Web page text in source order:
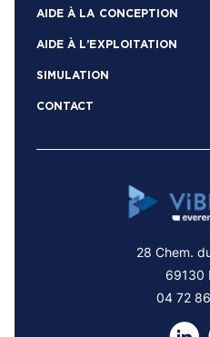
AIDE À LA CONCEPTION
AIDE À L’EXPLOITATION
SIMULATION
CONTACT
28 Chem.
69130
04 72